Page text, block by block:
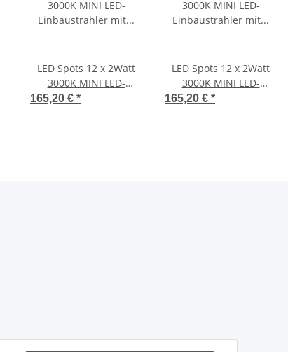
LED Spots 12 x 2Watt
3000K MINI LED-
Einbaustrahler mit Wifi
165,20 € *
LED Spots 12 x 2Watt
3000K MINI LED-
Einbaustrahler mit Wifi
165,20 € *